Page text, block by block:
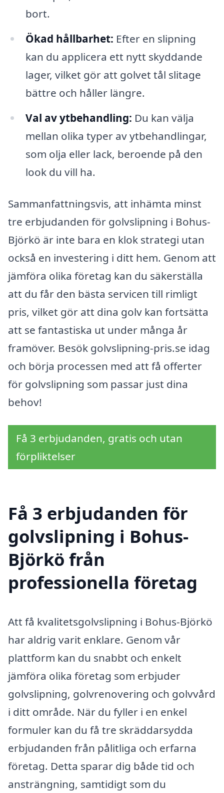
bort.
Ökad hållbarhet: Efter en slipning
kan du applicera ett nytt skyddande
lager, vilket gör att golvet tål slitage
bättre och håller längre.
Val av ytbehandling: Du kan välja
mellan olika typer av ytbehandlingar,
som olja eller lack, beroende på den
look du vill ha.
Sammanfattningsvis, att inhämta minst
tre erbjudanden för golvslipning i Bohus-
Björkö är inte bara en klok strategi utan
också en investering i ditt hem. Genom att
jämföra olika företag kan du säkerställa
att du får den bästa servicen till rimligt
pris, vilket gör att dina golv kan fortsätta
att se fantastiska ut under många år
framöver. Besök golvslipning-pris.se idag
och börja processen med att få offerter
för golvslipning som passar just dina
behov!
Få 3 erbjudanden, gratis och utan
förpliktelser
Få 3 erbjudanden för
golvslipning i Bohus-
Björkö från
professionella företag
Att få kvalitetsgolvslipning i Bohus-Björkö
har aldrig varit enklare. Genom vår
plattform kan du snabbt och enkelt
jämföra olika företag som erbjuder
golvslipning, golvrenovering och golvvård
i ditt område. När du fyller i en enkel
formuler kan du få tre skräddarsydda
erbjudanden från pålitliga och erfarna
företag. Detta sparar dig både tid och
ansträngning, samtidigt som du